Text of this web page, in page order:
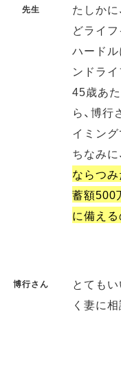
先生
たしかに
どライ
ハード
ンドラ
45歳あ
ら、博
イミング
ちなみに
ならつ
蓄額500
に備え
博行さん
とても
く妻に